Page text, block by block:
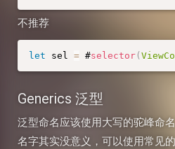
不推荐
let sel = #selector (
Generics 泛型
泛型命名应该使用大写的驼峰命
名字其实没意义，可以使用常见